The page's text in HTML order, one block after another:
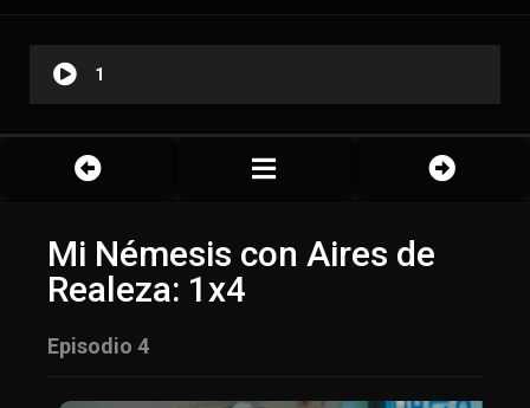
1
Mi Némesis con Aires de
Realeza: 1x4
Episodio 4